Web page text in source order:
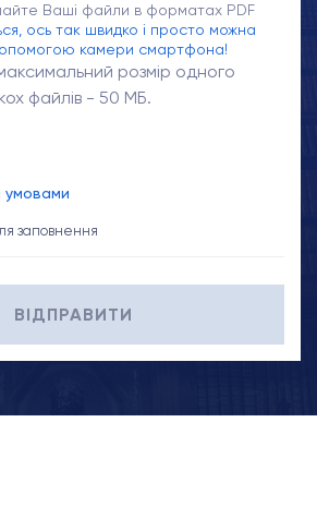
Ваші файли в форматах PDF
ось так швидко і просто можна
камери смартфона!
розмір одного
файлів - 50 МБ.
умовами
заповнення
ВІДПРАВИТИ